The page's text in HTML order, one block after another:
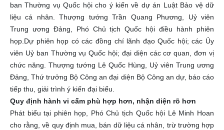
ban Thường vụ Quốc hội cho ý kiến về dự án Luật Bảo vệ dữ
liệu cá nhân. Thượng tướng Trần Quang Phương, Uỷ viên
Trung ương Đảng, Phó Chủ tịch Quốc hội điều hành phiên
họp. Dự phiên họp có các đồng chí lãnh đạo Quốc hội; các Ủy
viên Uỷ ban Thường vụ Quốc hội; đại diện các cơ quan, đơn vị
chức năng. Thượng tướng Lê Quốc Hùng, Uỷ viên Trung ương
Đảng, Thứ trưởng Bộ Công an đại diện Bộ Công an dự, báo cáo
tiếp thu, giải trình ý kiến đại biểu.
Quy định hành vi cấm phù hợp hơn, nhận diện rõ hơn
Phát biểu tại phiên họp, Phó Chủ tịch Quốc hội Lê Minh Hoan
cho rằng, về quy định mua, bán dữ liệu cá nhân, trừ trường hợp